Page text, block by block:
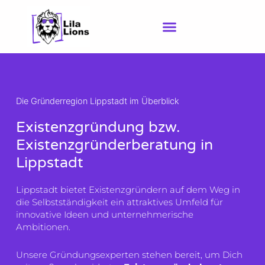
springen
Die Gründerregion Lippstadt im Überblick
Existenzgründung bzw.
Existenzgründerberatung in
Lippstadt
Lippstadt bietet Existenzgründern auf dem Weg in
die Selbstständigkeit ein attraktives Umfeld für
innovative Ideen und unternehmerische
Ambitionen.
Unsere Gründungsexperten stehen bereit, um Dich